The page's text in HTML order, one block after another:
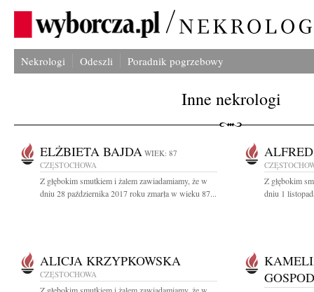
Nekrologi Odeszli Poradnik pogrzebowy
Inne nekrologi
ELŻBIETA BAJDA WIEK: 87
CZĘSTOCHOWA
Z głębokim smutkiem i żalem zawiadamiamy, że w
dniu 28 października 2017 roku zmarła w wieku 87...
Z głębokim
dniu 1
ALICJA KRZYPKOWSKA
CZĘSTOCHOWA